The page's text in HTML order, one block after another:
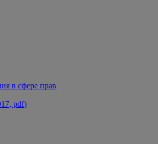
в сфере прав
pdf)